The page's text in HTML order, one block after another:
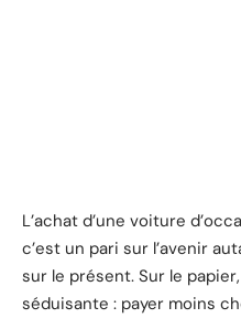
L’achat d’une voiture
c’est un pari sur l’avenir
sur le présent. Sur le
séduisante : payer moins